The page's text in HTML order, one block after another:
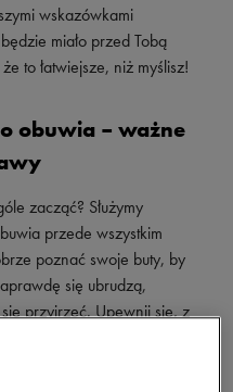
wskazówkami
miało przed Tobą
to łatwiejsze, niż myślisz!
obuwia – ważne
zacząć? Służymy
przede wszystkim
poznać swoje buty, by
się ubrudzą,
przyjrzeć. Upewnij się, z
technik. Przykładowo,